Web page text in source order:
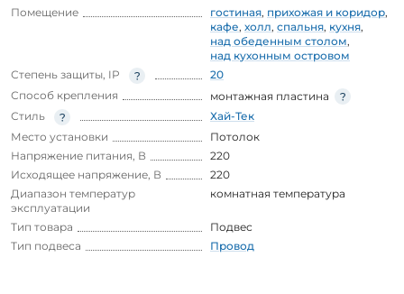
Помещение гостиная, прихожая и коридор,
кафе, холл, спальня, кухня,
над обеденным столом,
над кухонным островом
Степень защиты, IP
20
Способ крепления
монтажная пластина
Стиль
Хай-Тек
Место установки
Потолок
Напряжение питания, В
220
Исходящее напряжение, В
220
Диапазон температур
эксплуатации
комнатная температура
Тип товара
Подвес
Тип подвеса
Провод